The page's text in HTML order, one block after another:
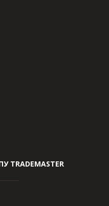
TRADEMASTER